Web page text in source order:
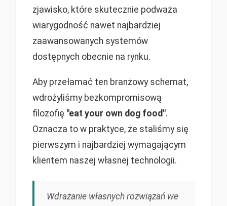
zjawisko, które skutecznie podważa
wiarygodność nawet najbardziej
zaawansowanych systemów
dostępnych obecnie na rynku.
Aby przełamać ten branżowy schemat,
wdrożyliśmy bezkompromisową
filozofię "eat your own dog food".
Oznacza to w praktyce, że staliśmy się
pierwszym i najbardziej wymagającym
klientem naszej własnej technologii.
Wdrażanie własnych rozwiązań we